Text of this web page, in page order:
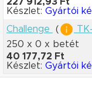
Készlet: Gyártói
Challenge
(
250 x 0 x betét
40 177,72 Ft
Készlet: Gyártói